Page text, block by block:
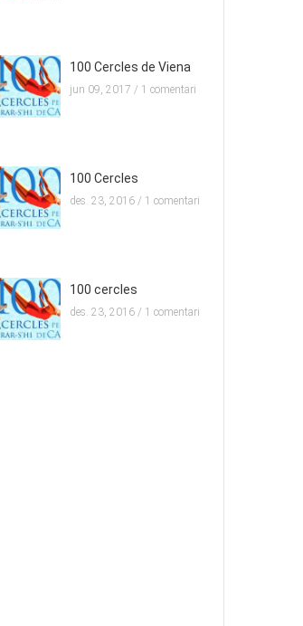
100 Cercles de Viena
jun 09, 2017 / 1 comentari
100 Cercles
des. 23, 2016 / 1 comentari
100 cercles
des. 23, 2016 / 1 comentari